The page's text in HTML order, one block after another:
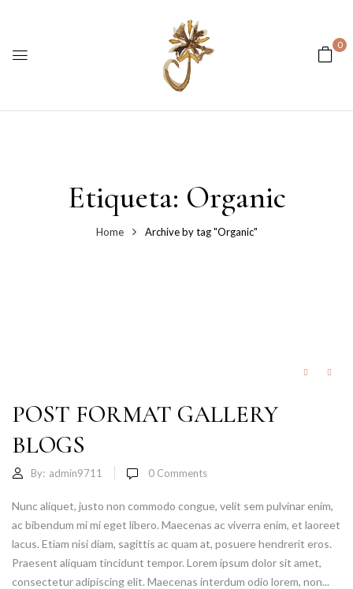
0
Etiqueta: Organic
Home Archive by tag "Organic"
POST FORMAT GALLERY
BLOGS
By: admin9711 0 Comments
Nunc aliquet, justo non commodo congue, velit sem pulvinar enim,
ac bibendum mi mi eget libero. Maecenas ac viverra enim, et laoreet
lacus. Etiam nisi diam, sagittis ac quam at, posuere hendrerit eros.
Praesent aliquam tincidunt tempor. Lorem ipsum dolor sit amet,
consectetur adipiscing elit. Maecenas interdum odio lorem, non...